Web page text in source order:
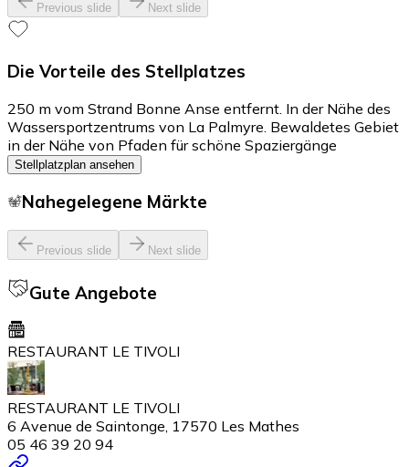
Previous slide Next slide
Die Vorteile des Stellplatzes
250 m vom Strand Bonne Anse entfernt. In der Nähe des
Wassersportzentrums von La Palmyre. Bewaldetes Gebiet
in der Nähe von Pfaden für schöne Spaziergänge
Stellplatzplan ansehen
Nahegelegene Märkte
Previous slide Next slide
Gute Angebote
RESTAURANT LE TIVOLI
RESTAURANT LE TIVOLI
6 Avenue de Saintonge, 17570 Les Mathes
05 46 39 20 94